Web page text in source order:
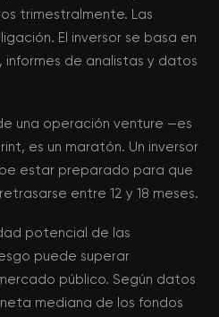
trimestralmente. Las
El inversor se basa en
informes de analistas y datos
una operación venture —es
es un maratón. Un inversor
estar preparado para que
entre 12 y 18 meses.
potencial de las
puede superar
público. Según datos
mediana de los fondos